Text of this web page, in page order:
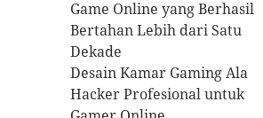
Game Online yang Berhasil
Bertahan Lebih dari Satu
Dekade
Desain Kamar Gaming Ala
Hacker Profesional untuk